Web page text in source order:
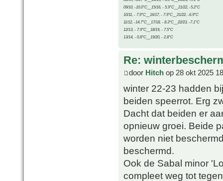
09/10, -10.0°C__15/16, - 5.9°C__21/22, -5.2°C
10/11, - 7.9°C__16/17, - 7.9°C__21/22, -6.9°C
11/12, -14.7°C__17/18, - 8.3°C__22/23, -7.1°C
12/13, - 7.9°C__18/19, - 7.5°C
13/14, - 0.8°C__19/20, - 2.8°C
Re:
door Hitch op 28 okt 2025
winter 22-23 hadden
beiden speerrot. Erg
Dacht dat beiden er
opnieuw groei. Beide
worden niet
beschermd.
Ook de Sabal minor
compleet weg tot